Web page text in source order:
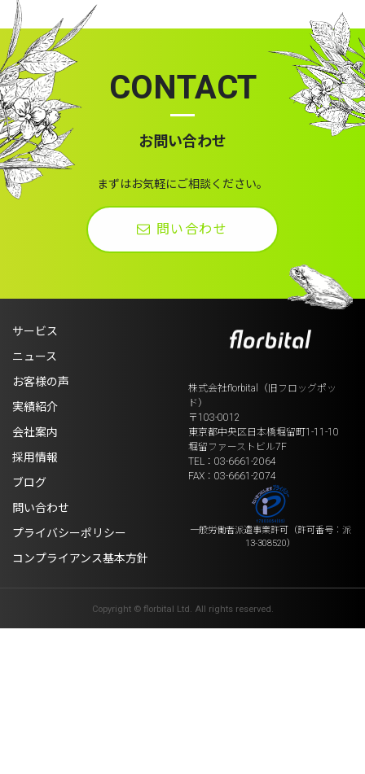
CONTACT
お問い合わせ
まずはお気軽にご相談ください。
問い合わせ
サービス
ニュース
お客様の声
実績紹介
会社案内
採用情報
ブログ
問い合わせ
プライバシーポリシー
コンプライアンス基本方針
株式会社florbital（旧フロッグポッ
ド）
〒103-0012
東京都中央区日本橋堀留町1-11-10
堀留ファーストビル7F
TEL：03-6661-2064
FAX：03-6661-2074
一般労働者派遣事業許可 （許可番号：派
13-308520）
Copyright © florbital Ltd. All rights reserved.